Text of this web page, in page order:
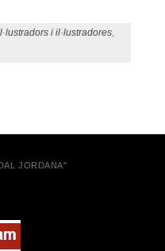
i il·lustradores,
JORDANA"